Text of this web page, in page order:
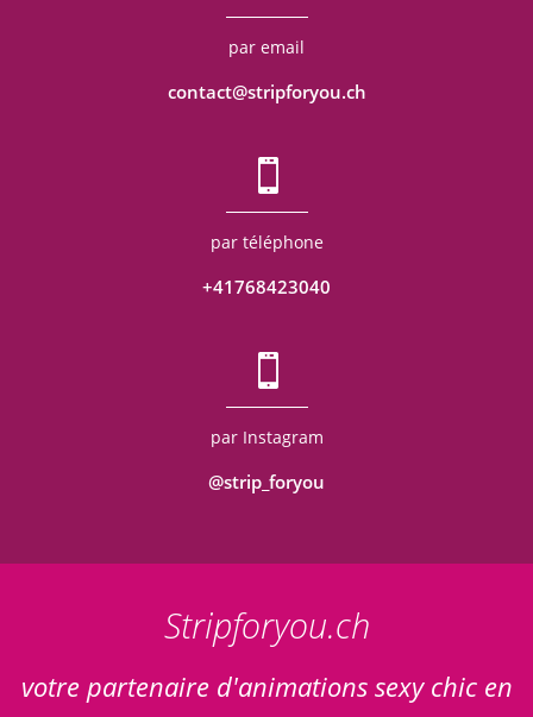
par email
contact@stripforyou.ch
par téléphone
+41768423040
par Instagram
@strip_foryou
Stripforyou.ch
votre partenaire d'animations sexy chic en